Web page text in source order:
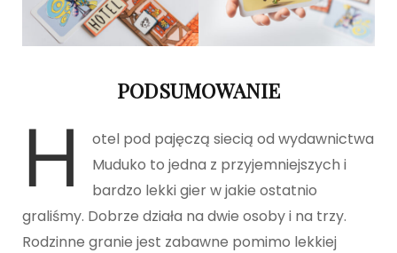
PODSUMOWANIE
H
otel pod pajęczą siecią od wydawnictwa
Muduko to jedna z przyjemniejszych i
bardzo lekki gier w jakie ostatnio
graliśmy. Dobrze działa na dwie osoby i na trzy.
Rodzinne granie jest zabawne pomimo lekkiej